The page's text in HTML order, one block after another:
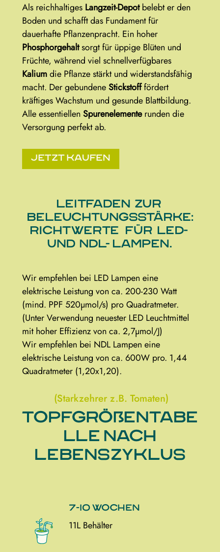
Als reichhaltiges Langzeit-Depotbelebt er den
Boden und schafft das Fundament für
dauerhafte Pflanzenpracht. Ein hoher
Phosphorgehaltsorgt für üppige Blüten und
Früchte, während viel schnellverfügbares
Kaliumdie Pflanze stärkt und widerstandsfähig
macht. Der gebundeneStickstofffördert
kräftiges Wachstum und gesunde Blattbildung.
Alle essentiellen Spurenelementerunden die
Versorgung perfekt ab.
Jetzt kaufen
Leitfaden zur
Beleuchtungsstärke:
Richtwerte für LED-
und NDL- Lampen.
Wir empfehlen bei LED Lampen eine
elektrische Leistung von ca. 200-230 Watt
(mind. PPF 520µmol/s) pro Quadratmeter.
(Unter Verwendung neuester LED Leuchtmittel
mit hoher Effizienz von ca. 2,7µmol/J)
Wir empfehlen bei NDL Lampen eine
elektrische Leistung von ca. 600W pro. 1,44
Quadratmeter (1,20x1,20).
(Starkzehrer z.B. Tomaten)
Topfgrößentabe
lle nach
Lebenszyklus
7-10 Wochen
11L Behälter